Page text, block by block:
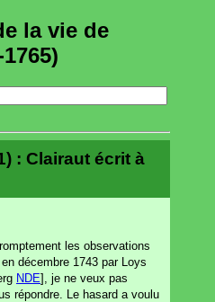
la vie de
: Clairaut écrit à
les observations
décembre 1743 par Loys
NDE], je ne veux pas
répondre. Le hasard a voulu